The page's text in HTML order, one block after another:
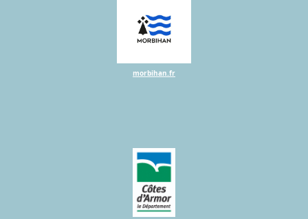
morbihan.fr